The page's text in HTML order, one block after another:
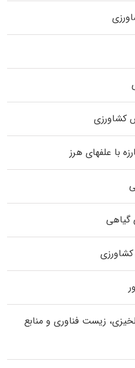
کشاورزی
با علفهای هرز
گیاهی
زیست فناوری و منابع